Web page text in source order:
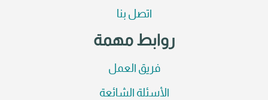
اتصل بنا
روابط مهمة
فريق العمل
الأسئلة الشائعة